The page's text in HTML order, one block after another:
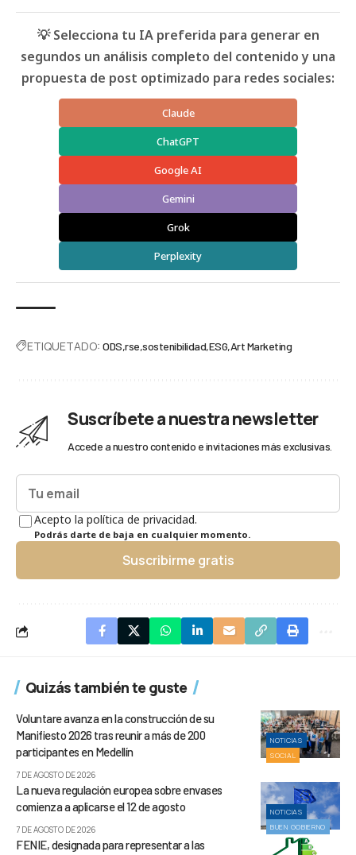
💡 Selecciona tu IA preferida para generar en
segundos un análisis completo del contenido y una
propuesta de post optimizado para redes sociales:
Claude
ChatGPT
Google AI
Gemini
Grok
Perplexity
ETIQUETADO: ODS rse sostenibilidad ESG Art Marketing
Suscríbete a nuestra newsletter
Accede a nuestro contenido e invitaciones más exclusivas.
Acepto la política de privacidad.
Podrás darte de baja en cualquier momento.
Suscribirme gratis
Quizás también te guste
NOTICIAS
SOCIAL
Voluntare avanza en la construcción de su
Manifiesto 2026 tras reunir a más de 200
participantes en Medellín
7 DE AGOSTO DE 2026
NOTICIAS
BUEN GOBIERNO
La nueva regulación europea sobre envases
comienza a aplicarse el 12 de agosto
7 DE AGOSTO DE 2026
FENIE, designada para representar a las